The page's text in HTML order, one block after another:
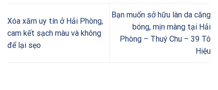
Xóa xăm uy tín ở Hải Phòng,
cam kết sạch màu và không
để lại sẹo
Bạn muốn sở hữu làn da căng
bóng, mịn màng tại Hải
Phòng – Thuý Chu – 39 Tô
Hiệu